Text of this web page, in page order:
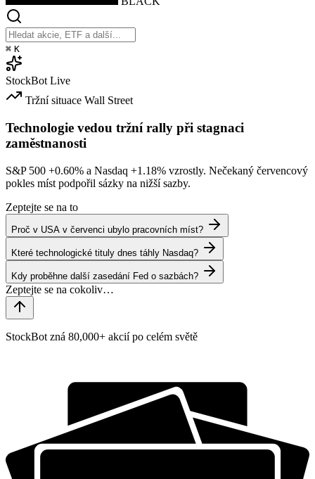
⌘ K
StockBot Live
Tržní situace Wall Street
Technologie vedou tržní rally při stagnaci
zaměstnanosti
S&P 500 +0.60% a Nasdaq +1.18% vzrostly. Nečekaný červencový
pokles míst podpořil sázky na nižší sazby.
Zeptejte se na to
Proč v USA v červenci ubylo pracovních míst?
Které technologické tituly dnes táhly Nasdaq?
Kdy proběhne další zasedání Fed o sazbách?
StockBot zná 80,000+ akcií po celém světě